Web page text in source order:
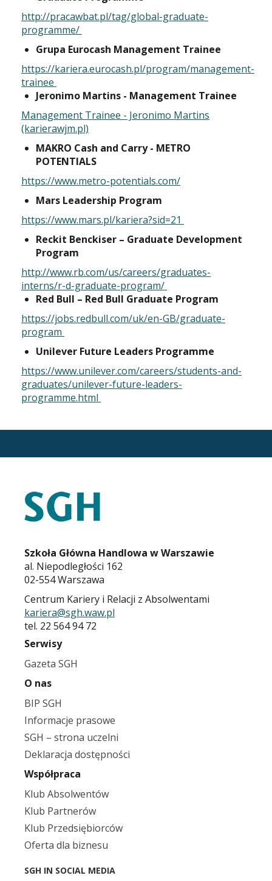
http://pracawbat.pl/tag/global-graduate-
programme/
Grupa Eurocash Management Trainee
https://kariera.eurocash.pl/program/management-
trainee
Jeronimo Martins - Management Trainee
Management Trainee - Jeronimo Martins
(karierawjm.pl)
MAKRO Cash and Carry - METRO
POTENTIALS
https://www.metro-potentials.com/
Mars Leadership Program
https://www.mars.pl/kariera?sid=21
Reckit Benckiser – Graduate Development
Program
http://www.rb.com/us/careers/graduates-
interns/r-d-graduate-program/
Red Bull – Red Bull Graduate Program
https://jobs.redbull.com/uk/en-GB/graduate-
program
Unilever Future Leaders Programme
https://www.unilever.com/careers/students-and-
graduates/unilever-future-leaders-
programme.html
Szkoła Główna Handlowa w Warszawie
al. Niepodległości 162
02-554 Warszawa
Centrum Kariery i Relacji z Absolwentami
kariera@sgh.waw.pl
tel. 22 564 94 72
Serwisy
Gazeta SGH
O nas
BIP SGH
Informacje prasowe
SGH – strona uczelni
Deklaracja dostępności
Współpraca
Klub Absolwentów
Klub Partnerów
Klub Przedsiębiorców
Oferta dla biznesu
SGH IN SOCIAL MEDIA